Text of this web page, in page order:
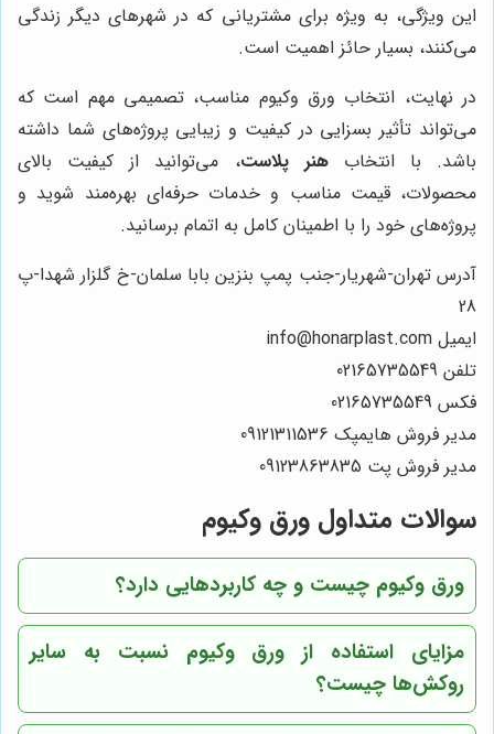
این ویژگی، به ویژه برای مشتریانی که در شهرهای دیگر زندگی
می‌کنند، بسیار حائز اهمیت است.
در نهایت، انتخاب ورق وکیوم مناسب، تصمیمی مهم است که
می‌تواند تأثیر بسزایی در کیفیت و زیبایی پروژه‌های شما داشته
باشد. با انتخابهنر پلاست، می‌توانید از کیفیت بالای
محصولات، قیمت مناسب و خدمات حرفه‌ای بهره‌مند شوید و
پروژه‌های خود را با اطمینان کامل به اتمام برسانید.
آدرس تهران-شهریار-جنب پمپ بنزین بابا سلمان-خ گلزار شهدا-پ
28
ایمیل info@honarplast.com
تلفن 02165735549
فکس 02165735549
مدیر فروش هایمپک 09121311536
مدیر فروش پت 09123863835
سوالات متداول ورق وکیوم
ورق وکیوم چیست و چه کاربردهایی دارد؟
مزایای استفاده از ورق وکیوم نسبت به سایر
روکش‌ها چیست؟